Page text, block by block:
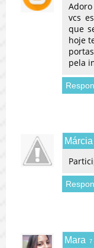
vcs
que
hoje
pela
Mara 7